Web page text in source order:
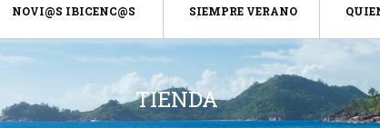
NOVI@S IBICENC@S SIEMPRE VERANO
TIENDA